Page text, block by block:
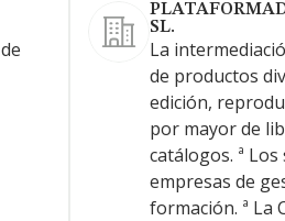
SL.
La
de productos
edición,
por mayor de
catálogos. ª
empresas de
formación. ª La